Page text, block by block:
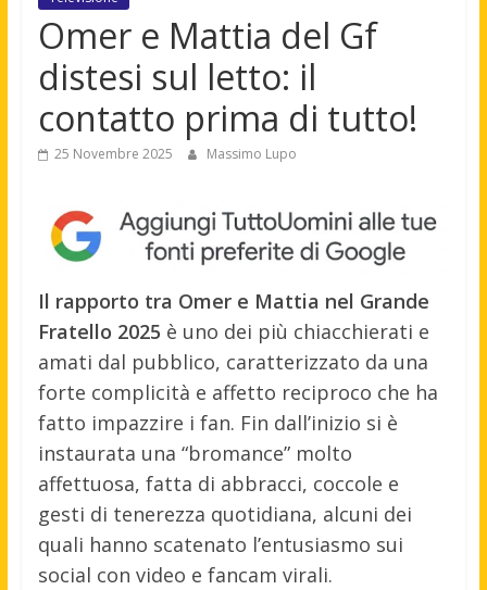
Omer e Mattia del Gf
distesi sul letto: il
contatto prima di tutto!
25 Novembre 2025 Massimo Lupo
Il rapporto tra Omer e Mattia nel Grande
Fratello 2025 è uno dei più chiacchierati e
amati dal pubblico, caratterizzato da una
forte complicità e affetto reciproco che ha
fatto impazzire i fan. Fin dall’inizio si è
instaurata una “bromance” molto
affettuosa, fatta di abbracci, coccole e
gesti di tenerezza quotidiana, alcuni dei
quali hanno scatenato l’entusiasmo sui
social con video e fancam virali.